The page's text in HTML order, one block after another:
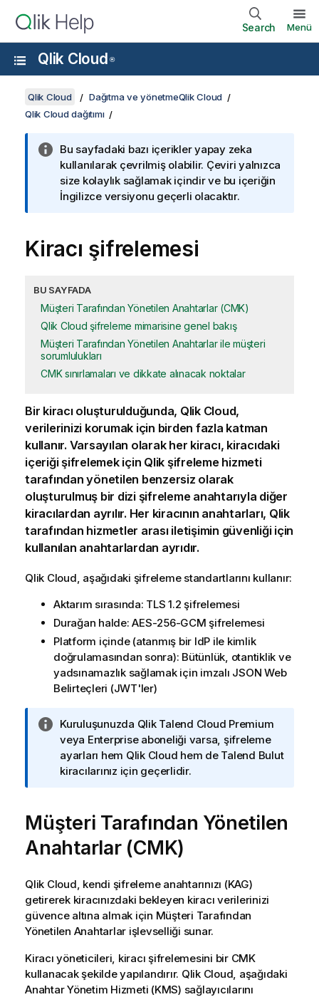
Search Menü
Qlik Cloud ®
Qlik Cloud
Dağıtma ve yönetmeQlik Cloud
Qlik Cloud dağıtımı
Bu sayfadaki bazı içerikler yapay zeka
kullanılarak çevrilmiş olabilir. Çeviri yalnızca
size kolaylık sağlamak içindir ve bu içeriğin
İngilizce versiyonu geçerli olacaktır.
Kiracı şifrelemesi
BU SAYFADA
Müşteri Tarafından Yönetilen Anahtarlar (CMK)
Qlik Cloud şifreleme mimarisine genel bakış
Müşteri Tarafından Yönetilen Anahtarlar ile müşteri
sorumlulukları
CMK sınırlamaları ve dikkate alınacak noktalar
Bir kiracıoluşturulduğunda, Qlik Cloud,
verilerinizi korumak için birden fazla katman
kullanır. Varsayılan olarak her kiracı, kiracıdaki
içeriği şifrelemek için Qlik şifreleme hizmeti
tarafından yönetilen benzersiz olarak
oluşturulmuş bir dizi şifreleme anahtarıyla diğer
kiracılardan ayrılır. Her kiracının anahtarları, Qlik
tarafından hizmetler arası iletişimin güvenliği için
kullanılan anahtarlardan ayrıdır.
Qlik Cloud, aşağıdaki şifreleme standartlarını kullanır:
Aktarım sırasında: TLS 1.2 şifrelemesi
Durağan halde: AES-256-GCM şifrelemesi
Platform içinde (atanmış bir IdP ile kimlik
doğrulamasından sonra): Bütünlük, otantiklik ve
yadsınamazlık sağlamak için imzalı JSON Web
Belirteçleri (JWT'ler)
B
i
l
g
o
t
u
Kuruluşunuzda Qlik Talend Cloud Premium
veya Enterprise aboneliği varsa, şifreleme
ayarları hem Qlik Cloud hem de Talend Bulut
kiracılarınız için geçerlidir.
Müşteri Tarafından Yönetilen
Anahtarlar(CMK)
Qlik Cloud , kendi şifreleme anahtarınızı (KAG)
getirerek kiracınızdaki bekleyen kiracı verilerinizi
güvence altına almak için Müşteri Tarafından
Yönetilen Anahtarlar işlevselliği sunar.
Kiracı yöneticileri, kiracı şifrelemesini bir CMK
kullanacak şekilde yapılandırır. Qlik Cloud , aşağıdaki
Anahtar Yönetim Hizmeti (KMS) sağlayıcılarını